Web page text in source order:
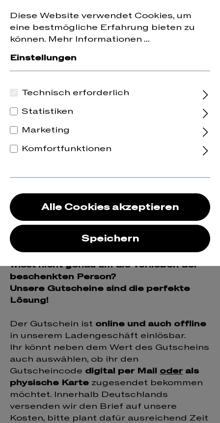
springen
auf die erste Bestellung erhalten.
Geschenkgutschei
n
Ihr möchtet Wein verschenken, aber
wisst nicht genau um die Vorlieben der
beschenkten Person?
Unsere Gutscheine sind die perfekte
Lösung!
Der Gutschein ist online und auch offline
in unserem Ladengeschäft einlösbar.
Ihr könnt neben dem Wert des Gutscheins
auch auswählen, ob ihr den
Gutscheincode digital per Mail oder als
physische Karte zugesendet bekommen
möchtet. Innerhalb Deutschlands
versenden wir den Brief auf unsere
Kosten, bitte plant dafür ausreichend Zeit
Diese Website verwendet Cookies, um
eine bestmögliche Erfahrung bieten zu
können. Mehr Informationen ...
Einstellungen
Technisch erforderlich
Statistiken
Marketing
Komfortfunktionen
Alle Cookies akzeptieren
Speichern